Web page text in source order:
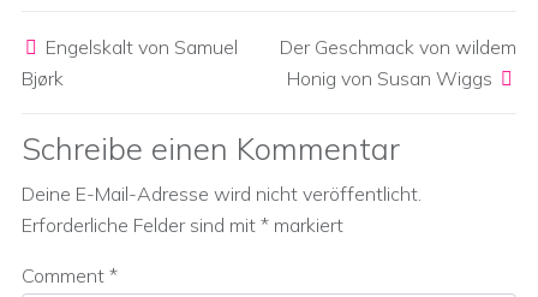
Engelskalt von Samuel
Bjørk
Der Geschmack von wildem
Honig von Susan Wiggs
Schreibe einen Kommentar
Deine E-Mail-Adresse wird nicht veröffentlicht.
Erforderliche Felder sind mit * markiert
Comment *